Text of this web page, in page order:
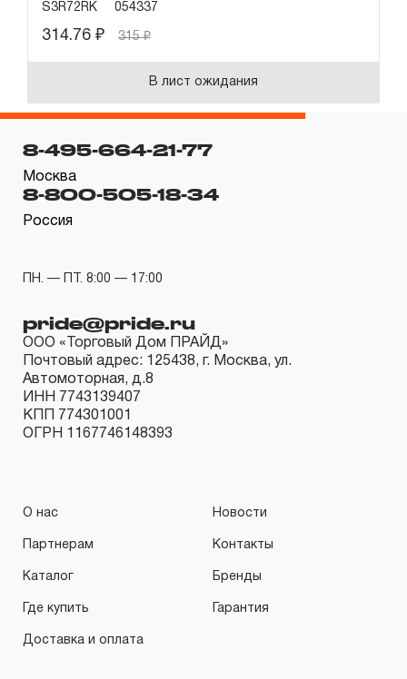
S3R72RK 054337
314.76 ₽ 315₽
В лист ожидания
8-495-664-21-77
Москва
8-800-505-18-34
Россия
ПН. — ПТ. 8:00 — 17:00
pride@pride.ru
ООО «Торговый Дом ПРАЙД»
Почтовый адрес: 125438, г. Москва, ул.
Автомоторная, д.8
ИНН 7743139407
КПП 774301001
ОГРН 1167746148393
О нас Новости
Партнерам Контакты
Каталог Бренды
Где купить Гарантия
Доставка и оплата